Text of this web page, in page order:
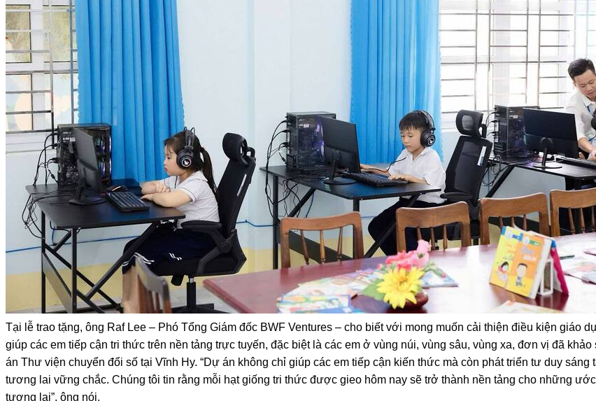
Tại lễ trao tặng, ông Raf Lee – Phó Tổng Giám đốc BWF Ventures – cho biết với mong muốn cải thiện điều kiện giáo
giúp các em tiếp cận tri thức trên nền tảng trực tuyến, đặc biệt là các em ở vùng núi, vùng sâu, vùng xa, đơn vị đã
án Thư viện chuyển đổi số tại Vĩnh Hy. “Dự án không chỉ giúp các em tiếp cận kiến thức mà còn phát triển tư duy sáng
tương lai vững chắc. Chúng tôi tin rằng mỗi hạt giống tri thức được gieo hôm nay sẽ trở thành nền tảng cho những
tương lai”, ông nói.